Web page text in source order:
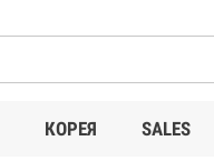
КОРЕЯ SALES